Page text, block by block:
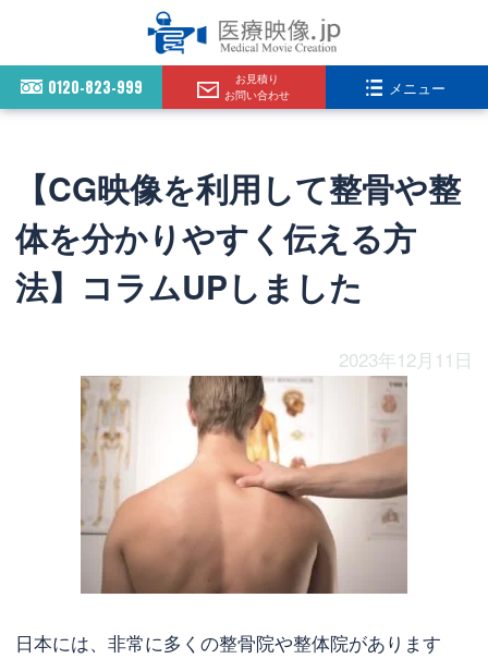
0120-823-999
お見積り
お問い合わせ
メニュー
【CG映像を利用して整骨や整
体を分かりやすく伝える方
法】コラムUPしました
2023年12月11日
日本には、非常に多くの整骨院や整体院があります